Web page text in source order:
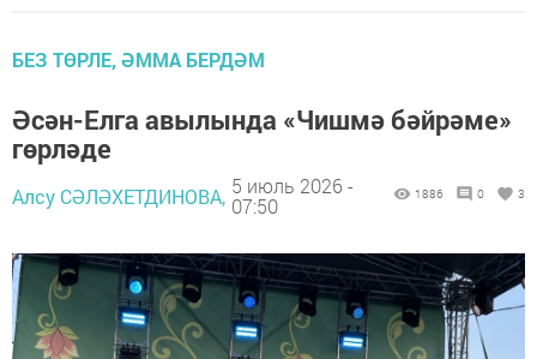
БЕЗ ТӨРЛЕ, ӘММА БЕРДӘМ
Әсән-Елга авылында «Чишмә бәйрәме»
гөрләде
Алсу СӘЛӘХЕТДИНОВА, 5 июль 2026 -
07:50
1886 0 3